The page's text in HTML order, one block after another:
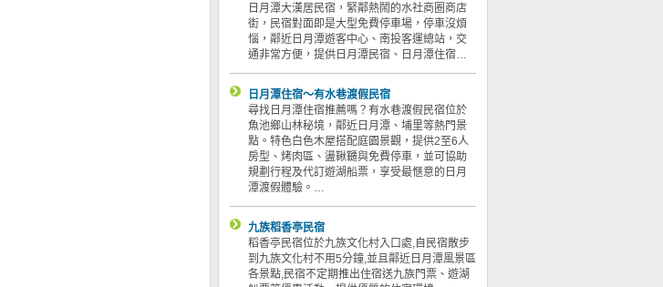
日月潭大漢居民宿，緊鄰熱鬧的水社商圈商店
街，民宿對面即是大型免費停車場，停車沒煩
惱，鄰近日月潭遊客中心、南投客運總站，交
通非常方便，提供日月潭民宿、日月潭住宿…
日月潭住宿～有水巷渡假民宿
尋找日月潭住宿推薦嗎？有水巷渡假民宿位於
魚池鄉山林秘境，鄰近日月潭、埔里等熱門景
點。特色白色木屋搭配庭園景觀，提供2至6人
房型、烤肉區、盪鞦韆與免費停車，並可協助
規劃行程及代訂遊湖船票，享受最愜意的日月
潭渡假體驗。…
九族稻香亭民宿
稻香亭民宿位於九族文化村入口處,自民宿散步
到九族文化村不用5分鐘,並且鄰近日月潭風景區
各景點,民宿不定期推出住宿送九族門票、遊湖